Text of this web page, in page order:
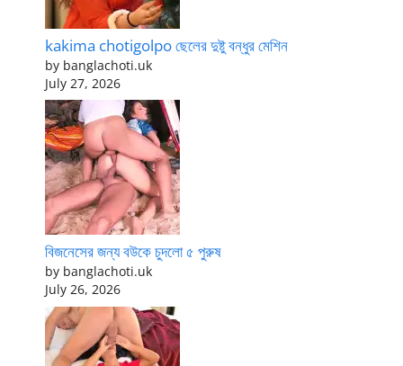
kakima chotigolpo ছেলের দুষ্টু বন্ধুর মেশিন
by banglachoti.uk
July 27, 2026
বিজনেসের জন্য বউকে চুদলো ৫ পুরুষ
by banglachoti.uk
July 26, 2026